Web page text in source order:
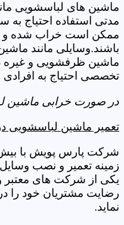
ماشین های لباسشویی
مدتی استفاده احتیاج به
ممکن است خراب شده و
باشند.وسایلی مانند
ماشین ظرفشویی و غیره
تخصصی احتیاج به افرادی
در صورت خرابی ماشین
تعمیر ماشین لباسشویی
زمینه تعمیر و نصب
یکی از شرکت های معتبر
رضایت مشتریان خود را
نماید.